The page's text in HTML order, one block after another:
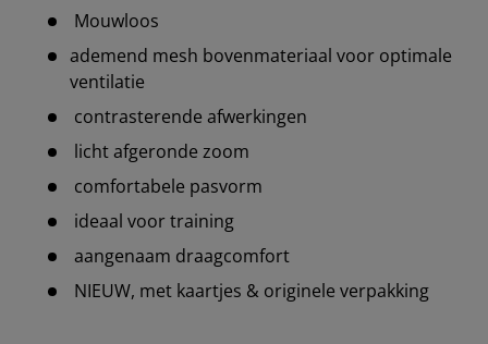
Mouwloos
ademend mesh bovenmateriaal voor optimale
ventilatie
contrasterende afwerkingen
licht afgeronde zoom
comfortabele pasvorm
ideaal voor training
aangenaam draagcomfort
NIEUW, met kaartjes & originele verpakking